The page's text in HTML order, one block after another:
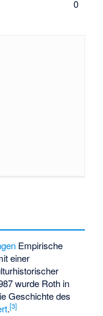
0
Empirische
einer
wurde Roth in
Geschichte des
.[3]